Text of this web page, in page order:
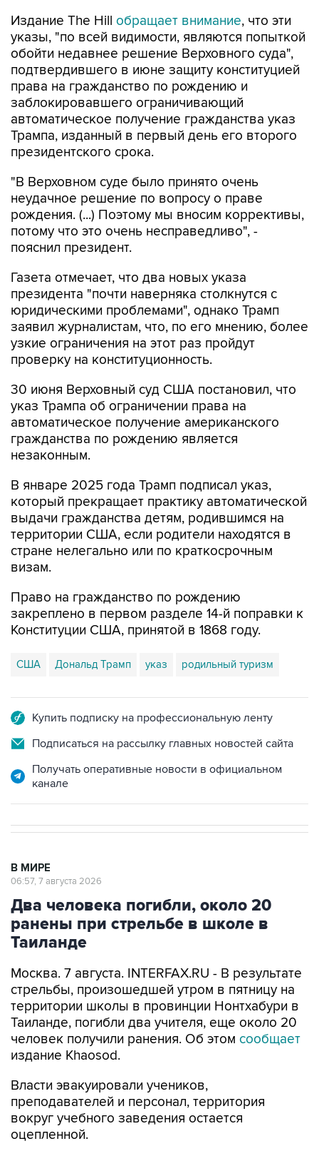
Издание The Hill обращает внимание, что эти
указы, "по всей видимости, являются попыткой
обойти недавнее решение Верховного суда",
подтвердившего в июне защиту конституцией
права на гражданство по рождению и
заблокировавшего ограничивающий
автоматическое получение гражданства указ
Трампа, изданный в первый день его второго
президентского срока.
"В Верховном суде было принято очень
неудачное решение по вопросу о праве
рождения. (...) Поэтому мы вносим коррективы,
потому что это очень несправедливо", -
пояснил президент.
Газета отмечает, что два новых указа
президента "почти наверняка столкнутся с
юридическими проблемами", однако Трамп
заявил журналистам, что, по его мнению, более
узкие ограничения на этот раз пройдут
проверку на конституционность.
30 июня Верховный суд США постановил, что
указ Трампа об ограничении права на
автоматическое получение американского
гражданства по рождению является
незаконным.
В январе 2025 года Трамп подписал указ,
который прекращает практику автоматической
выдачи гражданства детям, родившимся на
территории США, если родители находятся в
стране нелегально или по краткосрочным
визам.
Право на гражданство по рождению
закреплено в первом разделе 14-й поправки к
Конституции США, принятой в 1868 году.
США Дональд Трамп указ родильный туризм
Купить подписку на профессиональную ленту
Подписаться на рассылку главных новостей сайта
Получать оперативные новости в официальном
канале
В МИРЕ
06:57, 7 августа 2026
Два человека погибли, около 20
ранены при стрельбе в школе в
Таиланде
Москва. 7 августа. INTERFAX.RU - В результате
стрельбы, произошедшей утром в пятницу на
территории школы в провинции Нонтхабури в
Таиланде, погибли два учителя, еще около 20
человек получили ранения. Об этом сообщает
издание Khaosod.
Власти эвакуировали учеников,
преподавателей и персонал, территория
вокруг учебного заведения остается
оцепленной.